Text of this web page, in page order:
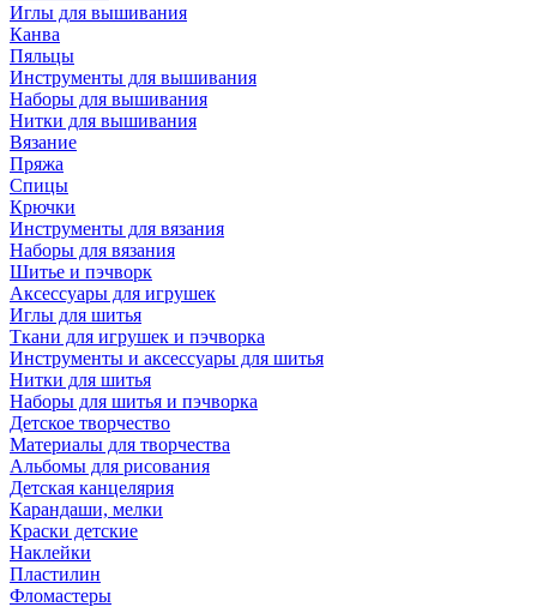
Иглы для вышивания
Канва
Пяльцы
Инструменты для вышивания
Наборы для вышивания
Нитки для вышивания
Вязание
Пряжа
Спицы
Крючки
Инструменты для вязания
Наборы для вязания
Шитье и пэчворк
Аксессуары для игрушек
Иглы для шитья
Ткани для игрушек и пэчворка
Инструменты и аксессуары для шитья
Нитки для шитья
Наборы для шитья и пэчворка
Детское творчество
Материалы для творчества
Альбомы для рисования
Детская канцелярия
Карандаши, мелки
Краски детские
Наклейки
Пластилин
Фломастеры